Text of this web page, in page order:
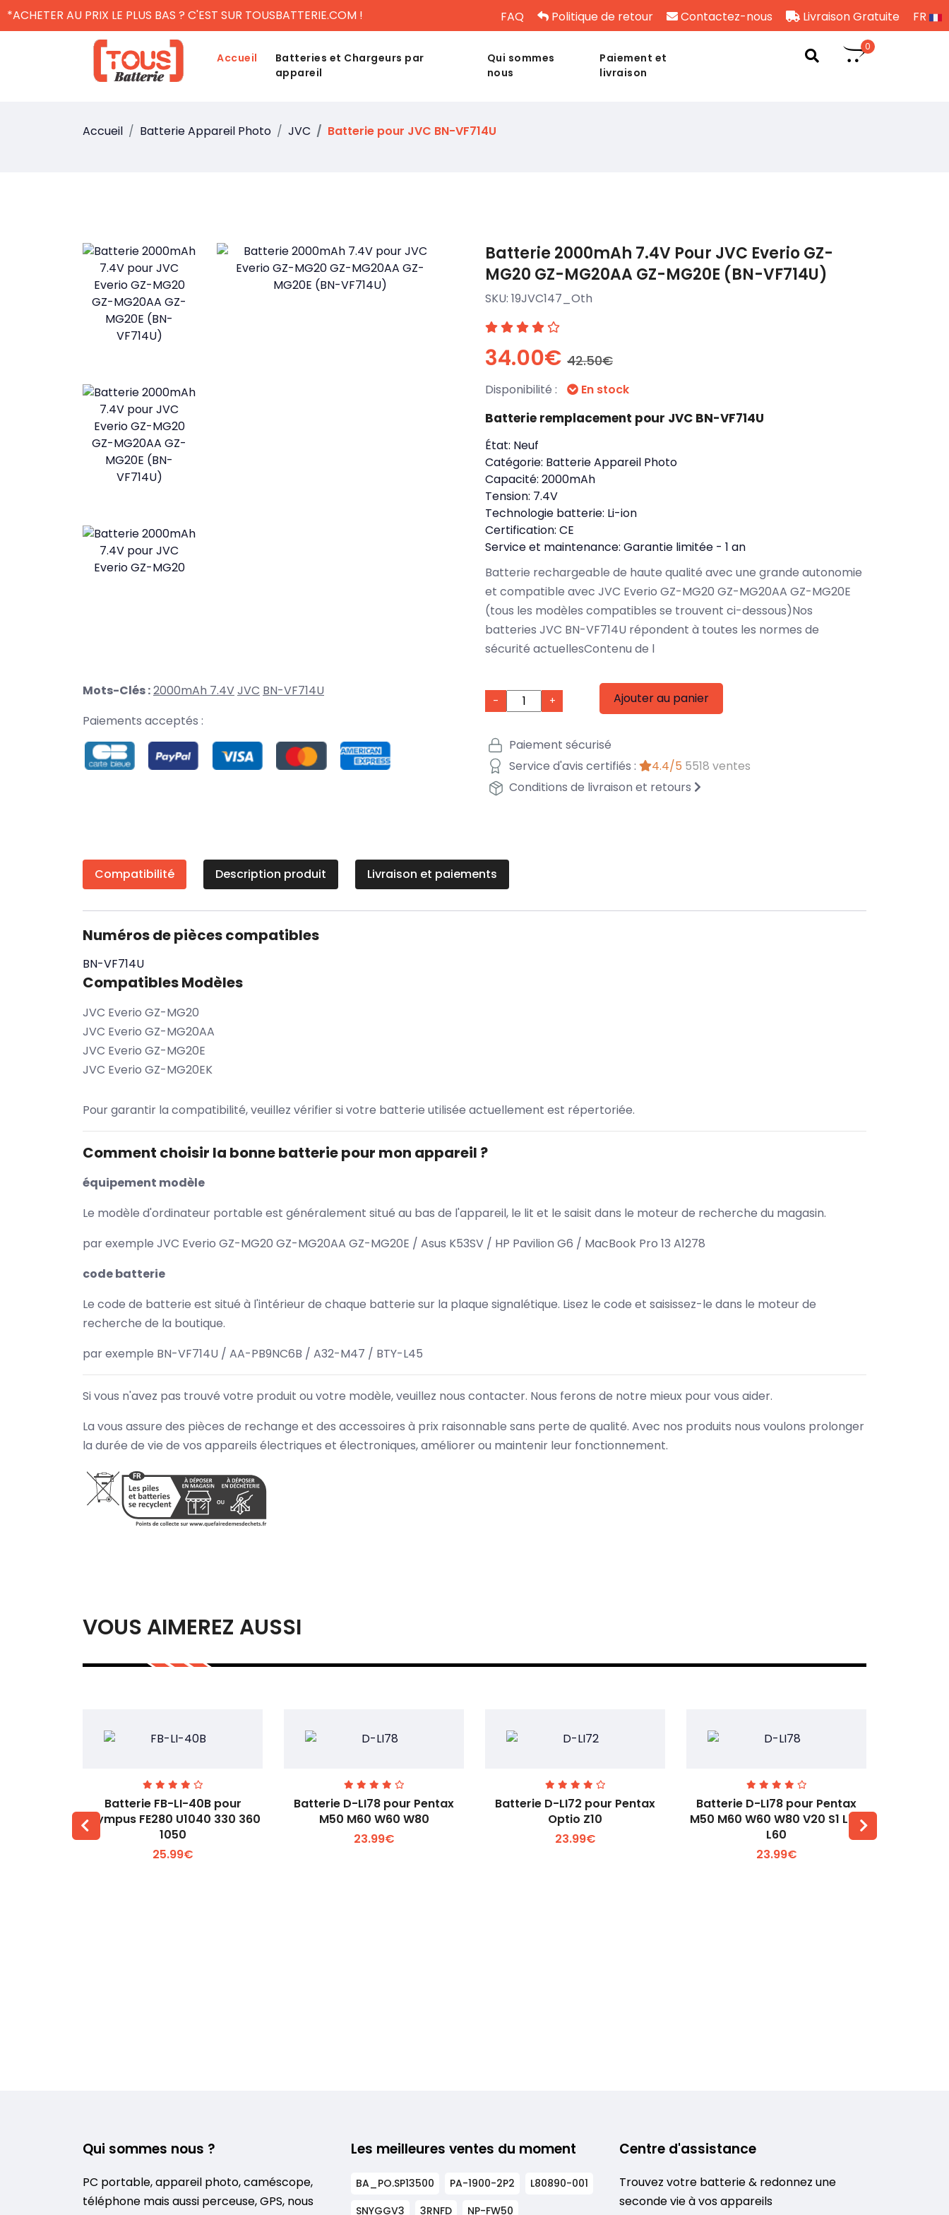
*ACHETER AU PRIX LE PLUS BAS ? C'EST SUR TOUSBATTERIE.COM ! FAQ Politique de retour Contactez-nous Livraison Gratuite FR
Accueil
Batteries et Chargeurs par
appareil
Qui sommes
nous
Paiement et
livraison
0
Accueil Batterie Appareil Photo JVC Batterie pour JVC BN-VF714U
Mots-Clés :2000mAh 7.4VJVC BN-VF714U
Paiements acceptés :
Batterie 2000mAh 7.4V Pour JVC Everio GZ-
MG20 GZ-MG20AA GZ-MG20E (BN-VF714U)
SKU: 19JVC147_Oth
34.00€ 42.50€
Disponibilité : En stock
Batterie remplacement pour JVC BN-VF714U
État: Neuf
Catégorie: Batterie Appareil Photo
Capacité: 2000mAh
Tension: 7.4V
Technologie batterie: Li-ion
Certification: CE
Service et maintenance: Garantie limitée - 1 an
Batterie rechargeable de haute qualité avec une grande autonomie
et compatible avec JVC Everio GZ-MG20 GZ-MG20AA GZ-MG20E
(tous les modèles compatibles se trouvent ci-dessous)Nos
batteries JVC BN-VF714U répondent à toutes les normes de
sécurité actuellesContenu de l
- + Ajouter au panier
Paiement sécurisé
Service d'avis certifiés :
4.4/5 5518 ventes
Conditions de livraison et retours
Compatibilité Description produit Livraison et paiements
Numéros de pièces compatibles
BN-VF714U
Compatibles Modèles
JVC Everio GZ-MG20
JVC Everio GZ-MG20AA
JVC Everio GZ-MG20E
JVC Everio GZ-MG20EK
Pour garantir la compatibilité, veuillez vérifier si votre batterie utilisée actuellement est répertoriée.
Comment choisir la bonne batterie pour mon appareil ?
équipement modèle
Le modèle d'ordinateur portable est généralement situé au bas de l'appareil, le lit et le saisit dans le moteur de recherche du magasin.
par exemple JVC Everio GZ-MG20 GZ-MG20AA GZ-MG20E / Asus K53SV / HP Pavilion G6 / MacBook Pro 13 A1278
code batterie
Le code de batterie est situé à l'intérieur de chaque batterie sur la plaque signalétique. Lisez le code et saisissez-le dans le moteur de
recherche de la boutique.
par exemple BN-VF714U / AA-PB9NC6B / A32-M47 / BTY-L45
Si vous n'avez pas trouvé votre produit ou votre modèle, veuillez nous contacter. Nous ferons de notre mieux pour vous aider.
La vous assure des pièces de rechange et des accessoires à prix raisonnable sans perte de qualité. Avec nos produits nous voulons prolonger
la durée de vie de vos appareils électriques et électroniques, améliorer ou maintenir leur fonctionnement.
VOUS AIMEREZ AUSSI
Voir plus +
Batterie FB-LI-40B pour
Olympus FE280 U1040 330 360
1050
25.99€
Voir plus +
Batterie D-LI78 pour Pentax
M50 M60 W60 W80
23.99€
Voir plus +
Batterie D-LI72 pour Pentax
Optio Z10
23.99€
Voir plus +
Batterie D-LI78 pour Pentax
M50 M60 W60 W80 V20 S1 L50
L60
23.99€
Qui sommes nous ?
PC portable, appareil photo, caméscope,
téléphone mais aussi perceuse, GPS, nous
Les meilleures ventes du moment
BA_PO.SP13500 PA-1900-2P2
L80890-001
SNYGGV3
3RNFD NP-FW50
Centre d'assistance
Trouvez votre batterie & redonnez une
seconde vie à vos appareils